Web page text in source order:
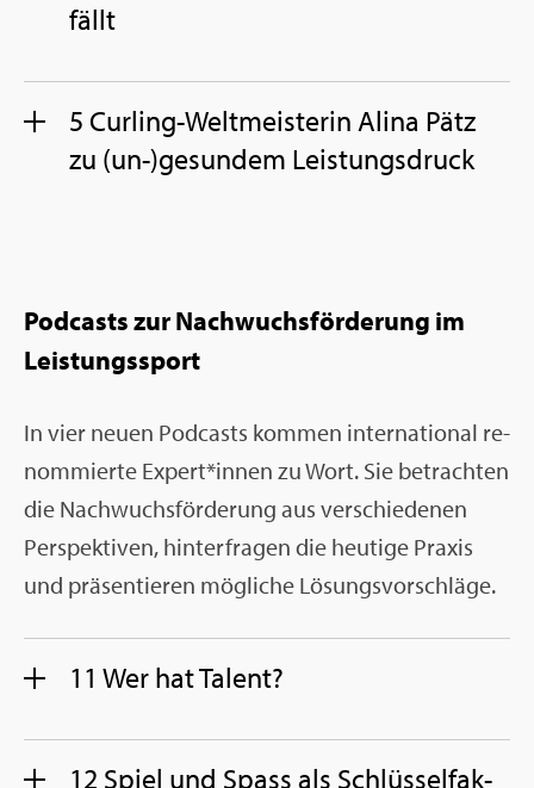
fällt
5 Cur­ling-Welt­meis­te­rin Alina Pätz
zu (un-)ge­sun­dem Leis­tungs­druck
Pod­casts zur Nach­wuchs­för­de­rung im
Leis­tungs­sport
In vier neuen Pod­casts kom­men in­ter­na­tio­nal re­
nom­mier­te Ex­pert*innen zu Wort. Sie be­trach­ten
die Nach­wuchs­för­de­rung aus ver­schie­de­nen
Per­spek­ti­ven, hin­ter­fra­gen die heu­ti­ge Pra­xis
und prä­sen­tie­ren mög­li­che Lö­sungs­vor­schlä­ge.
11 Wer hat Ta­lent?
12 Spiel und Spass als Schlüs­sel­fak­